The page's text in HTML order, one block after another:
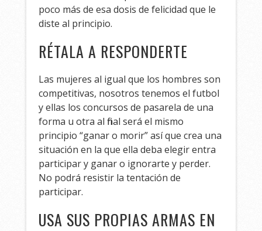
poco más de esa dosis de felicidad que le
diste al principio.
RÉTALA A RESPONDERTE
Las mujeres al igual que los hombres son
competitivas, nosotros tenemos el futbol
y ellas los concursos de pasarela de una
forma u otra al final será el mismo
principio “ganar o morir” así que crea una
situación en la que ella deba elegir entra
participar y ganar o ignorarte y perder.
No podrá resistir la tentación de
participar.
USA SUS PROPIAS ARMAS EN